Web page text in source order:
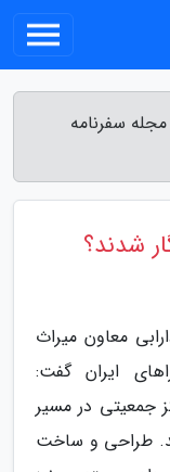
سفرنامه
شدند؟
معاون میراث
ایران گفت:
جمعیتی در مسیر
اند. طراحی و ساخت